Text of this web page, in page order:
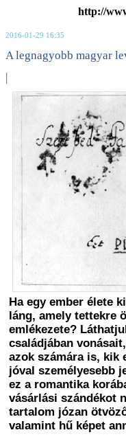
http://
2016-01-29 16:35
A legnagyobb magyar
|
Ha egy ember élete
láng, amely tettekre
emlékezete?
családjában
azok számára is, kik
jóval személyesebb
ez a romantika
vásárlási szándékot
tartalom józan
valamint hű képet